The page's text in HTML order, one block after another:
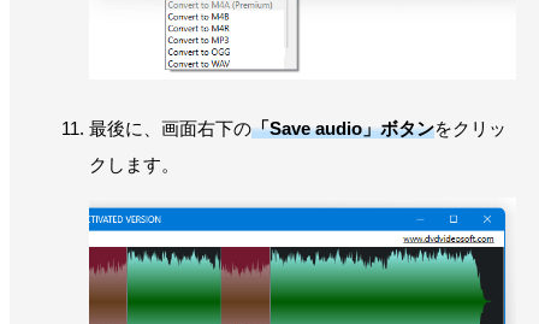
最後に、画面右下の「Save audio」ボタンをクリッ
クします。